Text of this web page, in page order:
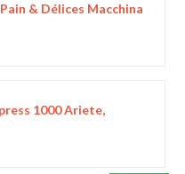
& Délices Macchina
1000 Ariete,